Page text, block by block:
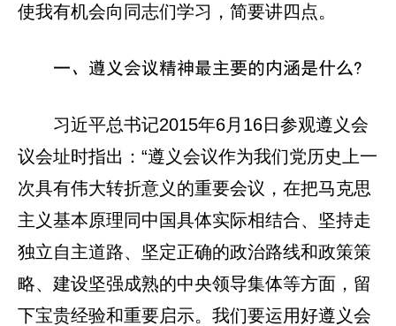
使我有机会向同志们学习，简要讲四点。
一、遵义会议精神最主要的内涵是什么?
习近平总书记2015年6月16日参观遵义会
议会址时指出：“遵义会议作为我们党历史上一
次具有伟大转折意义的重要会议，在把马克思
主义基本原理同中国具体实际相结合、坚持走
独立自主道路、坚定正确的政治路线和政策策
略、建设坚强成熟的中央领导集体等方面，留
下宝贵经验和重要启示。我们要运用好遵义会